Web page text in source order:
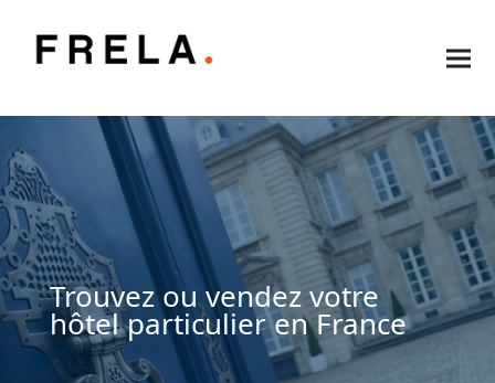
Trouvez ou vendez votre
hôtel particulier en France